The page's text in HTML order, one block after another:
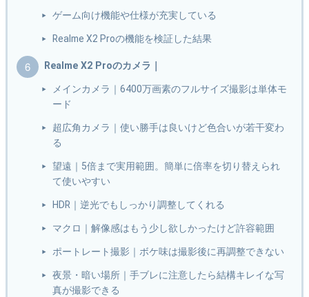
ゲーム向け機能や仕様が充実している
Realme X2 Proの機能を検証した結果
Realme X2 Proのカメラ｜
メインカメラ｜6400万画素のフルサイズ撮影は単体モ
ード
超広角カメラ｜使い勝手は良いけど色合いが若干変わ
る
望遠｜5倍まで実用範囲。簡単に倍率を切り替えられ
て使いやすい
HDR｜逆光でもしっかり調整してくれる
マクロ｜解像感はもう少し欲しかったけど許容範囲
ポートレート撮影｜ボケ味は撮影後に再調整できない
夜景・暗い場所｜手ブレに注意したら結構キレイな写
真が撮影できる